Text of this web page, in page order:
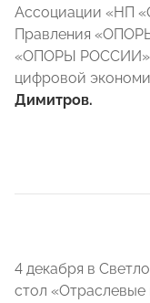
Ассоциации «НП
Правления
«ОПОРЫ РОССИИ»
цифровой
Димитров.
4 декабря в
стол